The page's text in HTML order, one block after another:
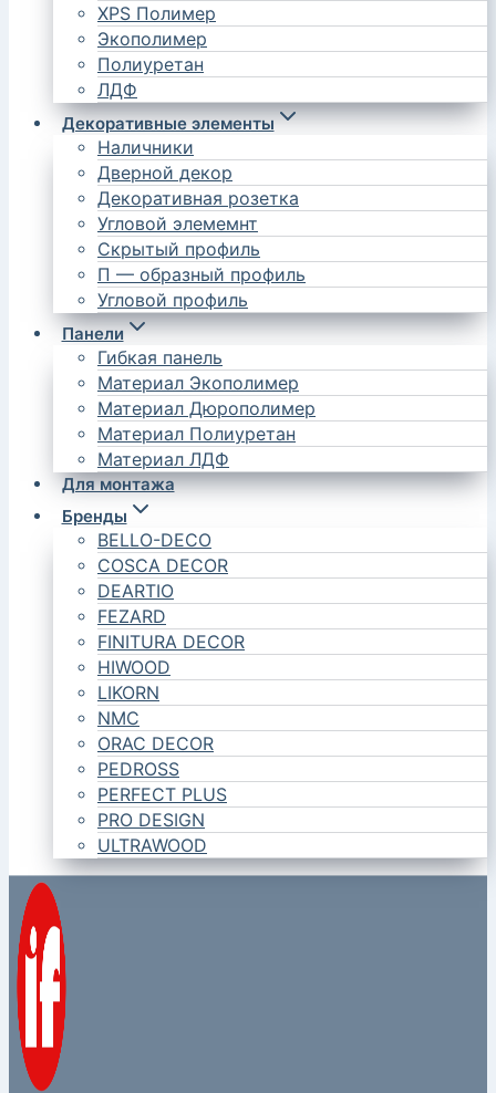
XPS Полимер
Экополимер
Полиуретан
ЛДФ
Декоративные элементы
Наличники
Дверной декор
Декоративная розетка
Угловой элемемнт
Скрытый профиль
П — образный профиль
Угловой профиль
Панели
Гибкая панель
Материал Экополимер
Материал Дюрополимер
Материал Полиуретан
Материал ЛДФ
Для монтажа
Бренды
BELLO-DECO
COSCA DECOR
DEARTIO
FEZARD
FINITURA DECOR
HIWOOD
LIKORN
NMC
ORAC DECOR
PEDROSS
PERFECT PLUS
PRO DESIGN
ULTRAWOOD